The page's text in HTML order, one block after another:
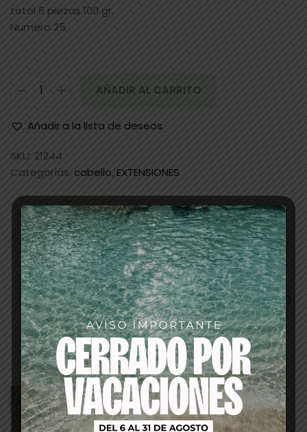
total 6 piezas.100 gr.
Numero 25.
AÑADIR AL CARRITO
Añadir a la lista de deseos
SKU: 21244
Categorías: cabello, EXTENSIONES
Productos relacionados
-15% -26%